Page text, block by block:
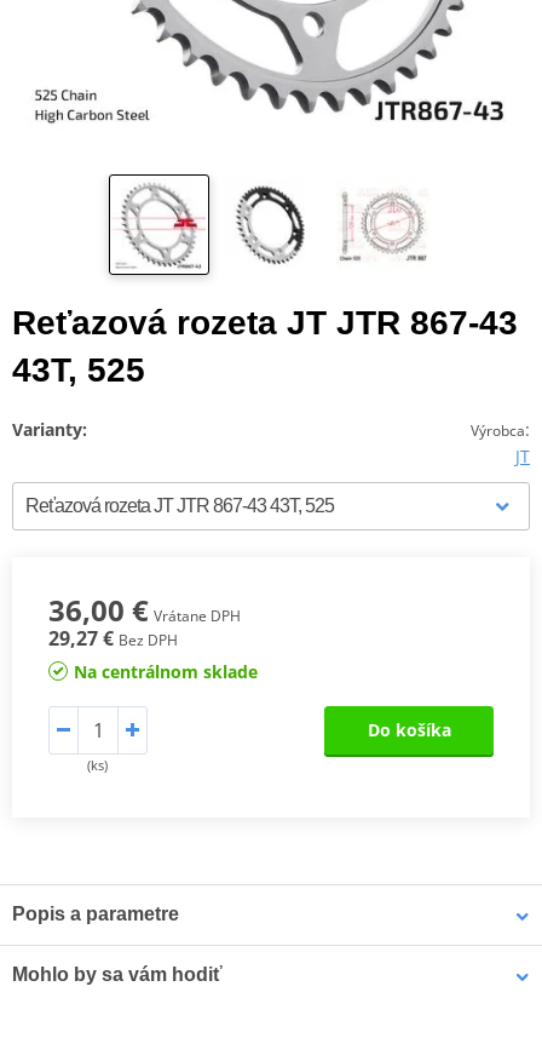
Reťazová rozeta JT JTR 867-43
43T, 525
Výrobca:
JT
Varianty:
36,00 € Vrátane DPH
29,27 € Bez DPH
Na centrálnom sklade
(ks)
Do košíka
Popis a parametre
nejkvalitnější uhlíkové oceli C49. Sortiment JT Steel nyní zahrnuje
Mohlo by sa vám hodiť